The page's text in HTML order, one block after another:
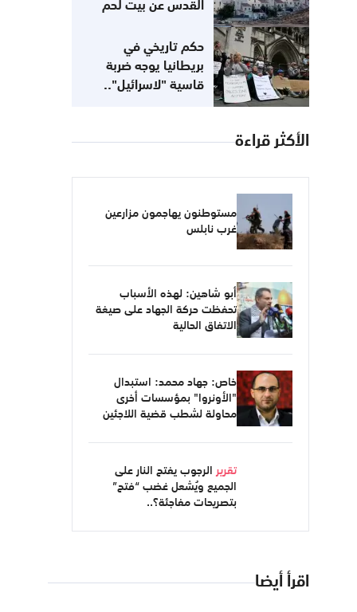
القدس عن بيت لحم
حكم تاريخي في
بريطانيا يوجه ضربة
قاسية "لاسرائيل"..
الأكثر قراءة
مستوطنون يهاجمون مزارعين
غرب نابلس
أبو شاهين: لهذه الأسباب
تحفظت حركة الجهاد على صيغة
الاتفاق الحالية
خاص: جهاد محمد: استبدال
"الأونروا" بمؤسسات أخرى
محاولة لشطب قضية اللاجئين
تقرير الرجوب يفتح النار على
الجميع ويُشعل غضب “فتح”
بتصريحات مفاجئة؟..
اقرأ أيضا